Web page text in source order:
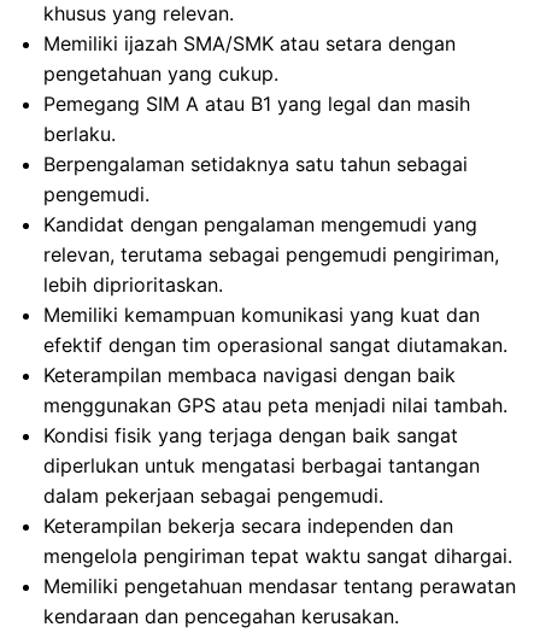
khusus yang relevan.
Memiliki ijazah SMA/SMK atau setara dengan
pengetahuan yang cukup.
Pemegang SIM A atau B1 yang legal dan masih
berlaku.
Berpengalaman setidaknya satu tahun sebagai
pengemudi.
Kandidat dengan pengalaman mengemudi yang
relevan, terutama sebagai pengemudi pengiriman,
lebih diprioritaskan.
Memiliki kemampuan komunikasi yang kuat dan
efektif dengan tim operasional sangat diutamakan.
Keterampilan membaca navigasi dengan baik
menggunakan GPS atau peta menjadi nilai tambah.
Kondisi fisik yang terjaga dengan baik sangat
diperlukan untuk mengatasi berbagai tantangan
dalam pekerjaan sebagai pengemudi.
Keterampilan bekerja secara independen dan
mengelola pengiriman tepat waktu sangat dihargai.
Memiliki pengetahuan mendasar tentang perawatan
kendaraan dan pencegahan kerusakan.